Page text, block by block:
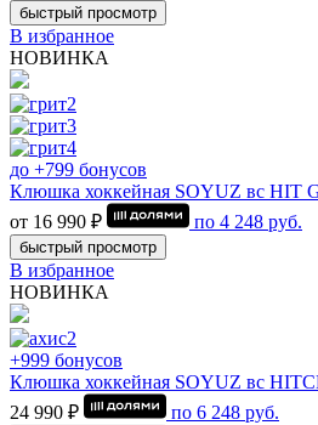
быстрый просмотр
В избранное
НОВИНКА
до +799 бонусов
Клюшка хоккейная SOYUZ вс HIT
от 16 990 ₽
по 4 248 руб.
быстрый просмотр
В избранное
НОВИНКА
+999 бонусов
Клюшка хоккейная SOYUZ вс
24 990 ₽
по 6 248 руб.